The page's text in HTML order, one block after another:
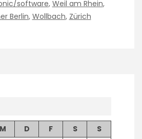
software, Weil am Rhein,
Berlin, Wollbach, Zürich
M D F S
S